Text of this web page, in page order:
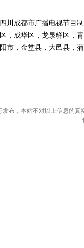
四川成都市广播电视节目
区，成华区，龙泉驿区，
阳市，金堂县，大邑县，
布，本站不对以上信息的